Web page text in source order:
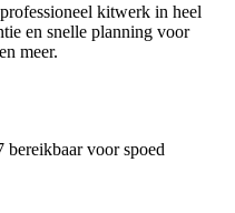
kitwerk in heel
en snelle planning voor
meer.
bereikbaar voor spoed